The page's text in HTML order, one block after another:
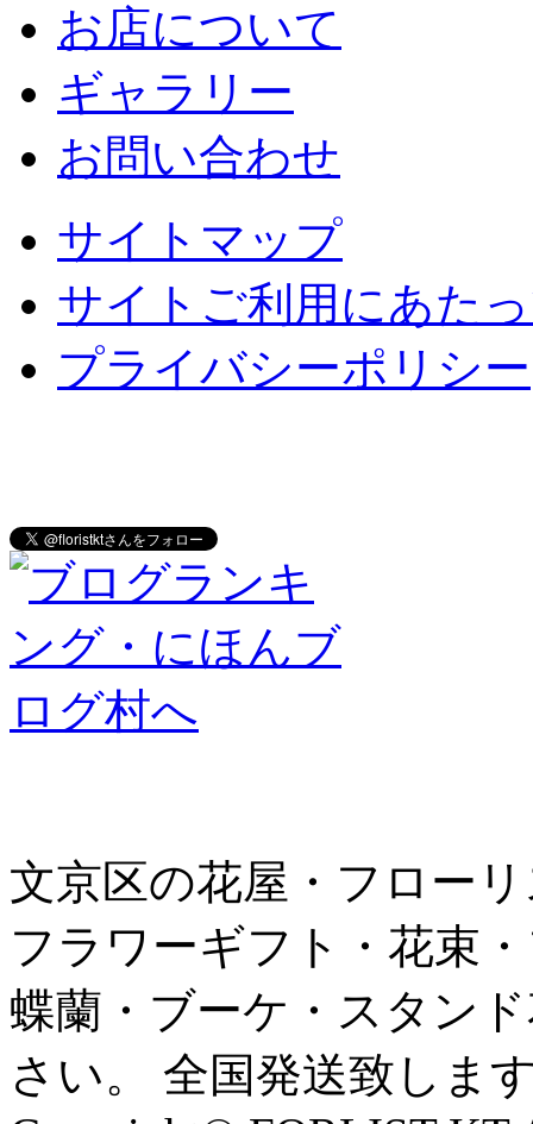
お店について
ギャラリー
お問い合わせ
サイトマップ
サイトご利用にあた
プライバシーポリシー
文京区の花屋・フロー
フラワーギフト・花束
蝶蘭・ブーケ・スタン
さい。 全国発送致しま